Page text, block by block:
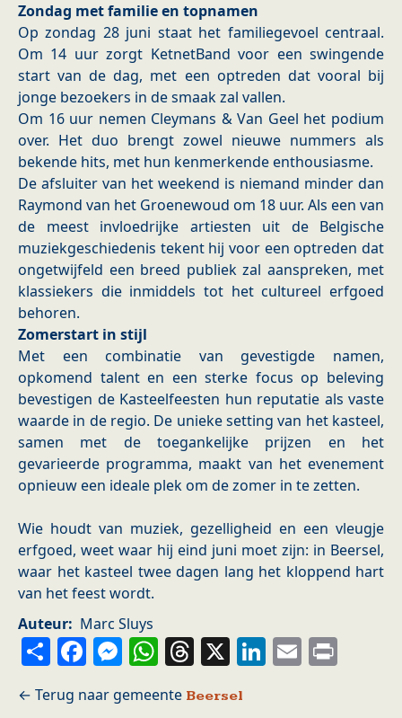
Zondag met familie en topnamen
Op zondag 28 juni staat het familiegevoel centraal.
Om 14 uur zorgt KetnetBand voor een swingende
start van de dag, met een optreden dat vooral bij
jonge bezoekers in de smaak zal vallen.
Om 16 uur nemen Cleymans & Van Geel het podium
over. Het duo brengt zowel nieuwe nummers als
bekende hits, met hun kenmerkende enthousiasme.
De afsluiter van het weekend is niemand minder dan
Raymond van het Groenewoud om 18 uur. Als een van
de meest invloedrijke artiesten uit de Belgische
muziekgeschiedenis tekent hij voor een optreden dat
ongetwijfeld een breed publiek zal aanspreken, met
klassiekers die inmiddels tot het cultureel erfgoed
behoren.
Zomerstart in stijl
Met een combinatie van gevestigde namen,
opkomend talent en een sterke focus op beleving
bevestigen de Kasteelfeesten hun reputatie als vaste
waarde in de regio. De unieke setting van het kasteel,
samen met de toegankelijke prijzen en het
gevarieerde programma, maakt van het evenement
opnieuw een ideale plek om de zomer in te zetten.
Wie houdt van muziek, gezelligheid en een vleugje
erfgoed, weet waar hij eind juni moet zijn: in Beersel,
waar het kasteel twee dagen lang het kloppend hart
van het feest wordt.
Auteur
Marc Sluys
ShareFacebook
Messenger
WhatsApp
Threads
X LinkedIn
Email
Beersel